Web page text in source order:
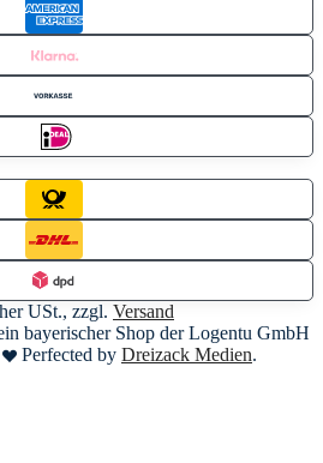
USt., zzgl. Versand
bayerischer Shop der Logentu GmbH
Perfected by Dreizack Medien.